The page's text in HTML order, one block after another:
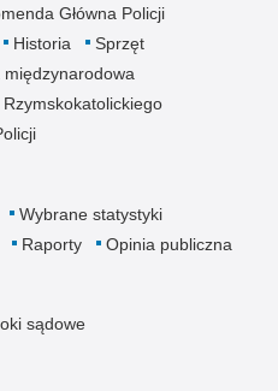
Główna Policji
Historia
Sprzęt
międzynarodowa
Wybrane statystyki
Raporty Opinia publiczna
sądowe